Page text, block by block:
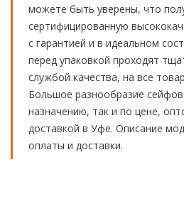
можете быть уверены, что
сертифицированную
с гарантией и в идеальном
перед упаковкой проходят
службой качества, на все
Большое разнообразие
назначению, так и по цене,
доставкой в Уфе. Описание
оплаты и доставки.